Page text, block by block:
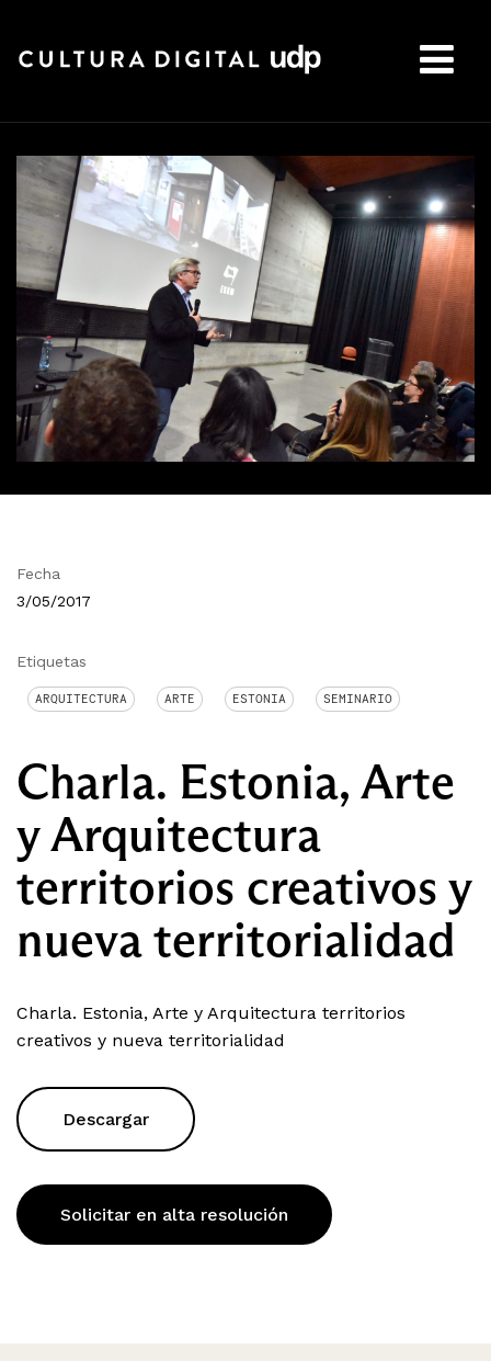
Fecha
3/05/2017
Etiquetas
ARQUITECTURA ARTE ESTONIA SEMINARIO
Charla. Estonia, Arte
y Arquitectura
territorios creativos y
nueva territorialidad
Charla. Estonia, Arte y Arquitectura territorios
creativos y nueva territorialidad
Descargar
Solicitar en alta resolución